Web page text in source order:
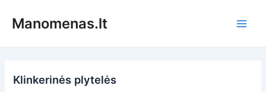
prieManomenas.lt
Klinkerinės plytelės